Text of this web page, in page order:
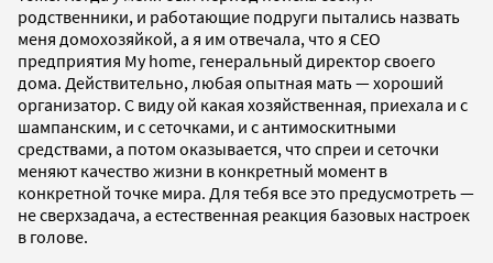
родственники, и работающие подруги пытались назвать
меня домохозяйкой, а я им отвечала, что я CEO
предприятия My home, генеральный директор своего
дома. Действительно, любая опытная мать — хороший
организатор. С виду ой какая хозяйственная, приехала и с
шампанским, и с сеточками, и с антимоскитными
средствами, а потом оказывается, что спреи и сеточки
меняют качество жизни в конкретный момент в
конкретной точке мира. Для тебя все это предусмотреть —
не сверхзадача, а естественная реакция базовых настроек
в голове.